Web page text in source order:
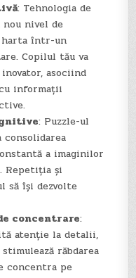
: Tehnologia de
nou nivel de
într-un
Copilul tău va
asociind
informații
: Puzzle-ul
consolidarea
a imaginilor
Repetiția și
să își dezvolte
concentrare:
atenție la detalii,
răbdarea
concentra pe